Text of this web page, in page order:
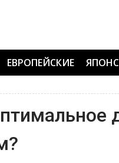
ЕВРОПЕЙСКИЕ